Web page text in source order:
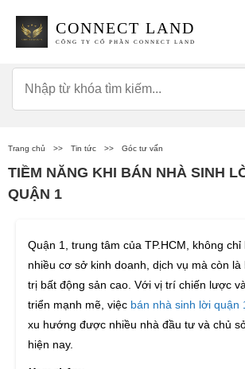
CONNECT LAND
CÔNG TY CỔ PHẦN CONNECT LAND
Trang chủ >> Tin tức >> Góc tư vấn
TIỀM NĂNG KHI BÁN NHÀ SINH
QUẬN 1
Quận 1, trung tâm của TP.HCM, không
nhiều cơ sở kinh doanh, dịch vụ mà còn là
trị bất động sản cao. Với vị trí chiến lược
triển mạnh mẽ, việc bán nhà sinh lời quận
xu hướng được nhiều nhà đầu tư và chủ
hiện nay.